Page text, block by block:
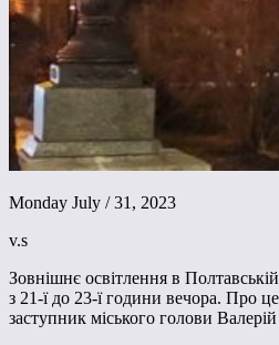
Monday July / 31, 2023
v.s
Зовнішнє освітлення в Полтавській
з 21-ї до 23-ї години вечора. Про
заступник міського голови